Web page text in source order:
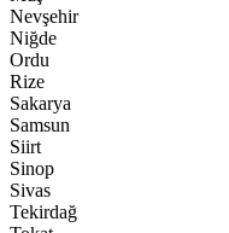
Nevşehir
Niğde
Ordu
Rize
Sakarya
Samsun
Siirt
Sinop
Sivas
Tekirdağ